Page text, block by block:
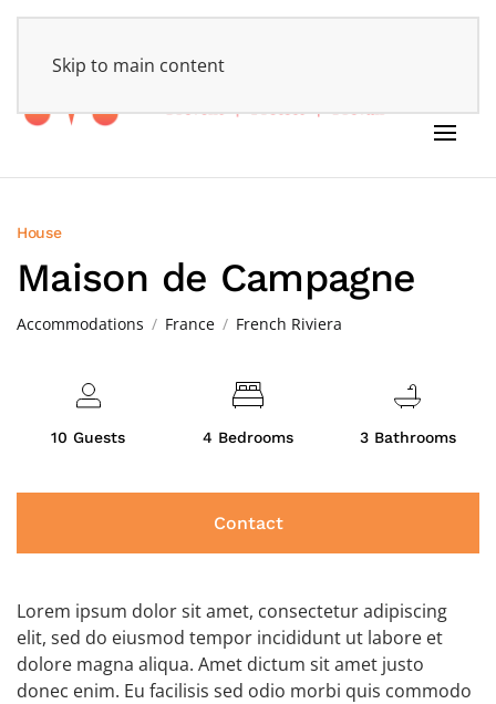
Skip to main content
House
Maison de Campagne
Accommodations France French Riviera
10 Guests 4 Bedrooms 3 Bathrooms
Contact
Lorem ipsum dolor sit amet, consectetur adipiscing
elit, sed do eiusmod tempor incididunt ut labore et
dolore magna aliqua. Amet dictum sit amet justo
donec enim. Eu facilisis sed odio morbi quis commodo